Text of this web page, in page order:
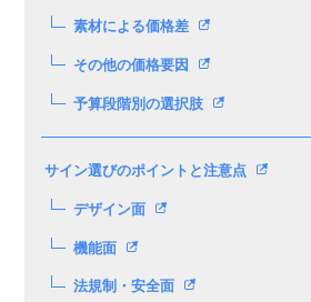
素材による価格差
その他の価格要因
予算段階別の選択肢
サイン選びのポイントと注意点
デザイン面
機能面
法規制・安全面